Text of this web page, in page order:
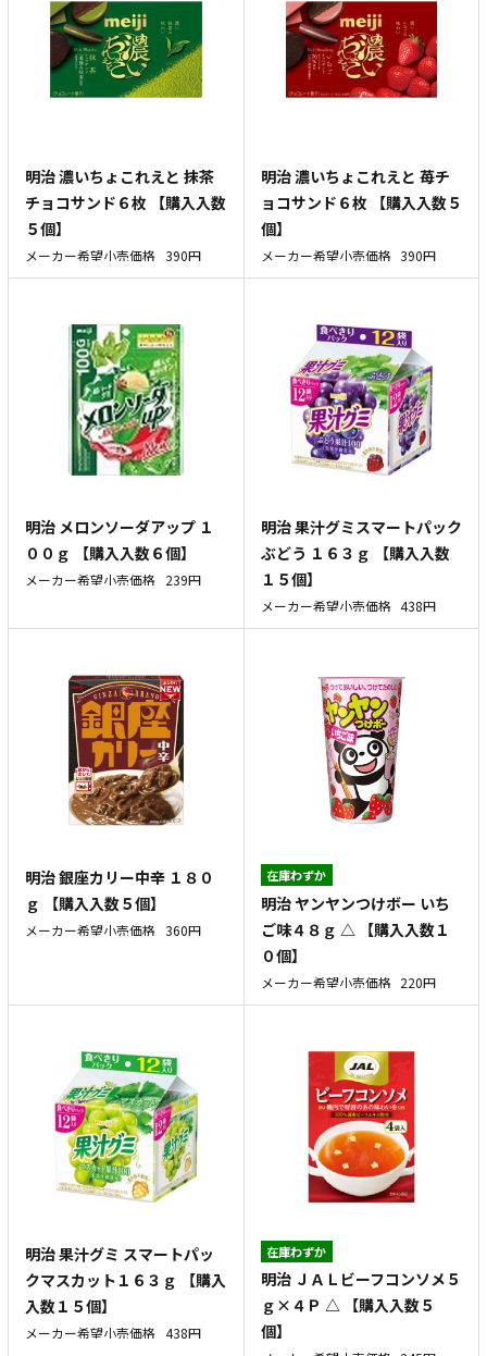
明治 濃いちょこれえと 抹茶
チョコサンド６枚 【購入入数
５個】
メーカー希望小売価格 390円
明治 濃いちょこれえと 苺チ
ョコサンド６枚 【購入入数５
個】
メーカー希望小売価格 390円
明治 メロンソーダアップ １
００ｇ 【購入入数６個】
メーカー希望小売価格 239円
明治 果汁グミスマートパック
ぶどう １６３ｇ 【購入入数
１５個】
メーカー希望小売価格 438円
明治 銀座カリー中辛 １８０
ｇ 【購入入数５個】
メーカー希望小売価格 360円
在庫わずか
明治 ヤンヤンつけボー いち
ご味４８ｇ △ 【購入入数１
０個】
メーカー希望小売価格 220円
明治 果汁グミ スマートパッ
クマスカット１６３ｇ 【購入
入数１５個】
メーカー希望小売価格 438円
在庫わずか
明治 ＪＡＬビーフコンソメ５
ｇ×４Ｐ △ 【購入入数５
個】